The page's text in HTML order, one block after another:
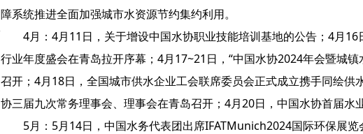
障系统推进全面加强城市水资源节约集约利用。
4月：4月11日，关于增设中国水协职业技能培训基地的公告；4月
行业年度盛会在青岛拉开序幕；4月17~21日，“中国水协2024年会暨城
召开；4月18日，全国城市供水企业工会联席委员会正式成立携手同绘供
协三届九次常务理事会、理事会在青岛召开；4月20日，中国水协首届水
5月：5月14日，中国水务代表团出席IFATMunich2024国际环保展